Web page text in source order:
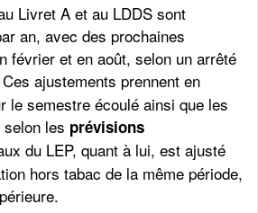
Livret A et au LDDS sont
an, avec des prochaines
février et en août, selon un arrêté
ajustements prennent en
le semestre écoulé ainsi que les
les prévisions
du LEP, quant à lui, est ajusté
hors tabac de la même période,